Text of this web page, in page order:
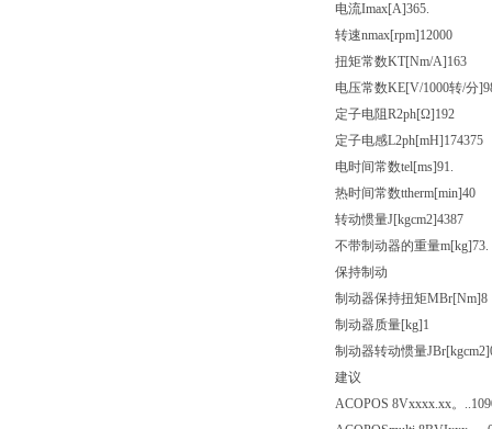
电流Imax[A]365.
转速nmax[rpm]12000
扭矩常数KT[Nm/A]163
电压常数KE[V/1000转/分
定子电阻R2ph[Ω]192
定子电感L2ph[mH]174375
电时间常数tel[ms]91.
热时间常数ttherm[min]40
转动惯量J[kgcm2]4387
不带制动器的重量m[kg]73.
保持制动
制动器保持扭矩MBr[Nm]8
制动器质量[kg]1
制动器转动惯量
建议
ACOPOS 8Vxxxx.xx。..